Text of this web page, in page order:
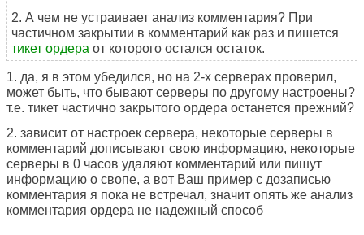
2. А чем не устраивает анализ комментария? При
частичном закрытии в комментарий как раз и пишется
тикет ордера от которого остался остаток.
1. да, я в этом убедился, но на 2-х серверах проверил,
может быть, что бывают серверы по другому настроены?
т.е. тикет частично закрытого ордера останется прежний?
2. зависит от настроек сервера, некоторые серверы в
комментарий дописывают свою информацию, некоторые
серверы в 0 часов удаляют комментарий или пишут
информацию о свопе, а вот Ваш пример с дозаписью
комментария я пока не встречал, значит опять же анализ
комментария ордера не надежный способ